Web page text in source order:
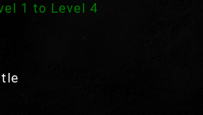
1 to Level 4